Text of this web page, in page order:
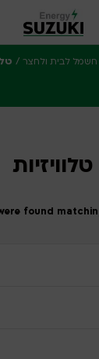
חשמל לבית ולחצר /
טלוויזיות
found